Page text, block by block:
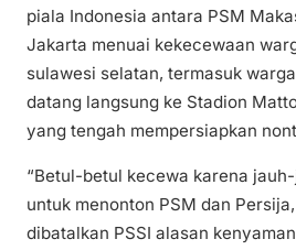
piala Indonesia antara PSM
Jakarta menuai kekecewaan
sulawesi selatan, termasuk
datang langsung ke Stadion
yang tengah mempersiapkan
“Betul-betul kecewa karena
untuk menonton PSM dan
dibatalkan PSSI alasan